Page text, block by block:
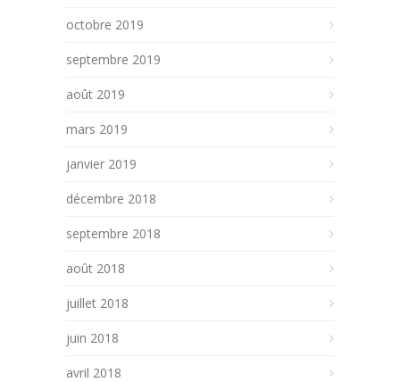
octobre 2019
septembre 2019
août 2019
mars 2019
janvier 2019
décembre 2018
septembre 2018
août 2018
juillet 2018
juin 2018
avril 2018